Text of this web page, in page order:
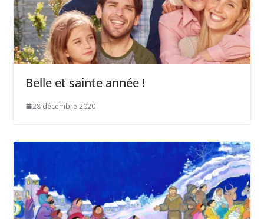
Belle et sainte année !
28 décembre 2020